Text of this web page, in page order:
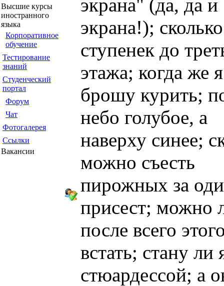
Высшие курсы
иностранного
языка
Корпоративное
обучение
Тестирование
знаний
Студенческий
портал
Форум
Чат
Фотогалерея
Ссылки
Вакансии
экрана" (да, да и
экрана!); сколько
ступенек до
этажа; когда же я
брошу курить;
небо голубое, а
наверху синее;
можно съесть
пирожных за
присест; можно
после всего
встать; стану ли
стюардессой; а